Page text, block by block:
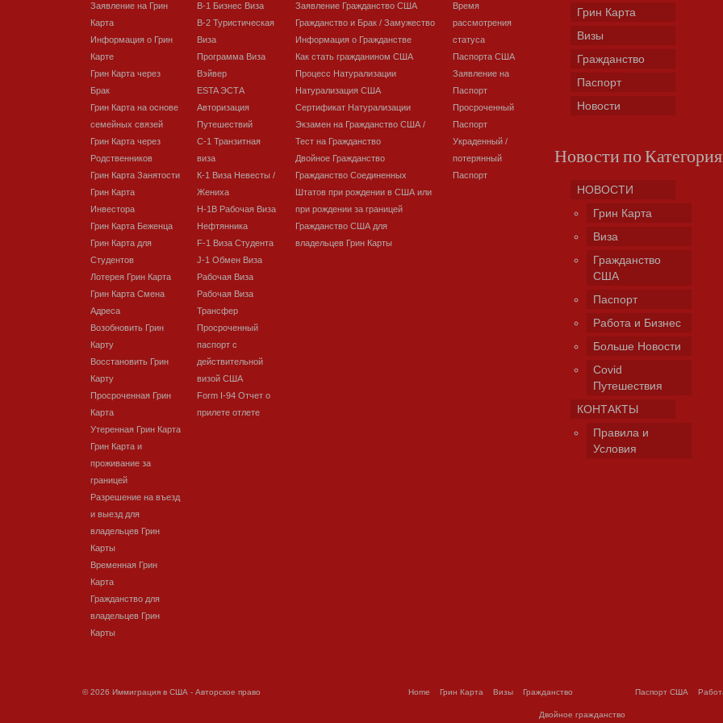
Заявление на Грин
Карта
Информация о Грин
Карте
Грин Карта через
Брак
Грин Карта на основе
семейных связей
Грин Карта через
Родственников
Грин Карта Занятости
Грин Карта
Инвестора
Грин Карта Беженца
Грин Карта для
Студентов
Лотерея Грин Карта
Грин Карта Смена
Адреса
Возобновить Грин
Карту
Восстановить Грин
Карту
Просроченная Грин
Карта
Утеренная Грин Карта
Грин Карта и
проживание за
границей
Разрешение на въезд
и выезд для
владельцев Грин
Карты
Временная Грин
Карта
Гражданство для
владельцев Грин
Карты
В-1 Бизнес Виза
В-2 Туристическая
Виза
Программа Виза
Вэйвер
ESTA ЭСТА
Авторизация
Путешествий
C-1 Транзитная
виза
К-1 Виза Невесты /
Жениха
H-1B Рабочая Виза
Нефтянника
F-1 Виза Студента
J-1 Обмен Виза
Рабочая Виза
Рабочая Виза
Трансфер
Просроченный
паспорт с
действительной
визой США
Form I-94 Отчет о
прилете отлете
Заявление Гражданство США
Гражданство и Брак / Замужество
Информация о Гражданстве
Как стать гражданином США
Процесс Натурализации
Натурализация США
Сертификат Натурализации
Экзамен на Гражданство США /
Тест на Гражданство
Двойное Гражданство
Гражданство Соединенных
Штатов при рождении в США или
при рождении за границей
Гражданство США для
владельцев Грин Карты
Время
рассмотрения
статуса
Паспорта США
Заявление на
Паспорт
Просроченный
Паспорт
Украденный /
потерянный
Паспорт
Грин Карта
Визы
Гражданство
Паспорт
Новости
Новости по
НОВОСТИ
Грин Карта
Виза
Гражданство
США
Паспорт
Работа и Бизнес
Больше Новости
Covid
Путешествия
КОНТАКТЫ
Правила и
Условия
Home Грин Карта Визы Гражданство
Двойное гражданство
Паспорт США
© 2026 Иммиграция в США - Авторское право